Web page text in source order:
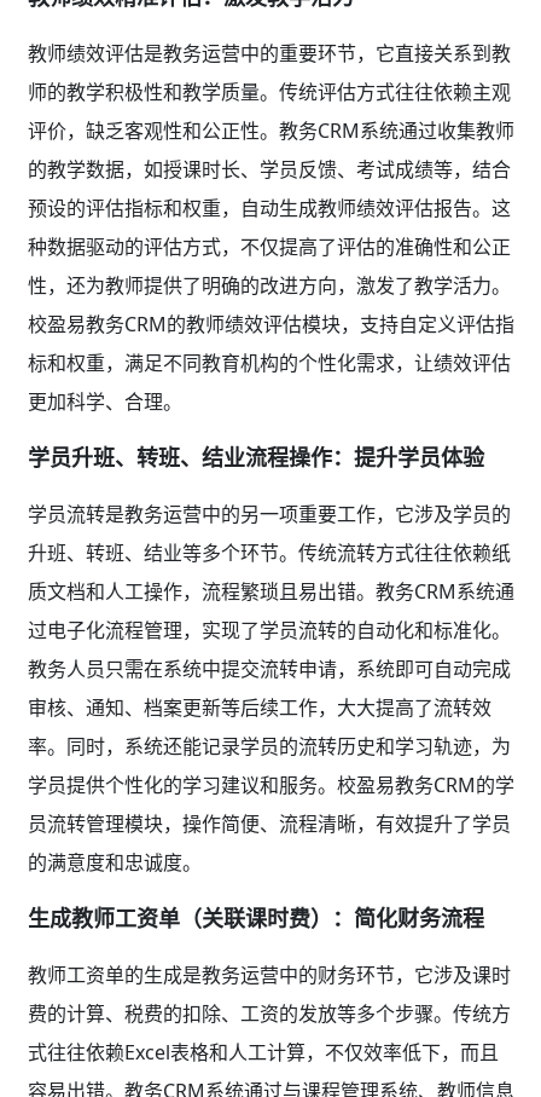
教师绩效评估是教务运营中的重要环节，它直接关系到教
师的教学积极性和教学质量。传统评估方式往往依赖主观
评价，缺乏客观性和公正性。教务CRM系统通过收集教师
的教学数据，如授课时长、学员反馈、考试成绩等，结合
预设的评估指标和权重，自动生成教师绩效评估报告。这
种数据驱动的评估方式，不仅提高了评估的准确性和公正
性，还为教师提供了明确的改进方向，激发了教学活力。
校盈易教务CRM的教师绩效评估模块，支持自定义评估指
标和权重，满足不同教育机构的个性化需求，让绩效评估
更加科学、合理。
学员升班、转班、结业流程操作：提升学员体验
学员流转是教务运营中的另一项重要工作，它涉及学员的
升班、转班、结业等多个环节。传统流转方式往往依赖纸
质文档和人工操作，流程繁琐且易出错。教务CRM系统通
过电子化流程管理，实现了学员流转的自动化和标准化。
教务人员只需在系统中提交流转申请，系统即可自动完成
审核、通知、档案更新等后续工作，大大提高了流转效
率。同时，系统还能记录学员的流转历史和学习轨迹，为
学员提供个性化的学习建议和服务。校盈易教务CRM的学
员流转管理模块，操作简便、流程清晰，有效提升了学员
的满意度和忠诚度。
生成教师工资单（关联课时费）：简化财务流程
教师工资单的生成是教务运营中的财务环节，它涉及课时
费的计算、税费的扣除、工资的发放等多个步骤。传统方
式往往依赖Excel表格和人工计算，不仅效率低下，而且
容易出错。教务CRM系统通过与课程管理系统、教师信息